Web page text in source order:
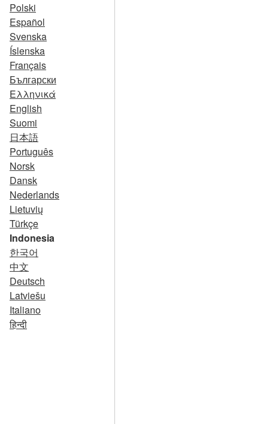
Polski
Español
Svenska
Íslenska
Français
Български
Ελληνικά
English
Suomi
日本語
Português
Norsk
Dansk
Nederlands
Lietuvių
Türkçe
Indonesia
한국어
中文
Deutsch
Latviešu
Italiano
हिन्दी